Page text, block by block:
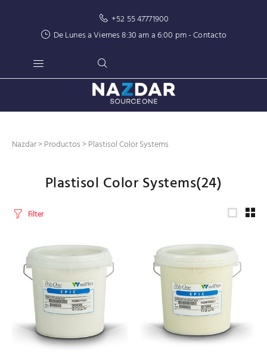
+52 55 47771900
De Lunes a Viernes 8:30 am a 6:00 pm -Contacto
Nazdar>Productos>Plastisol Color Systems
Plastisol Color Systems(24)
Filter